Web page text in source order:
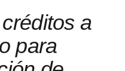
a
para